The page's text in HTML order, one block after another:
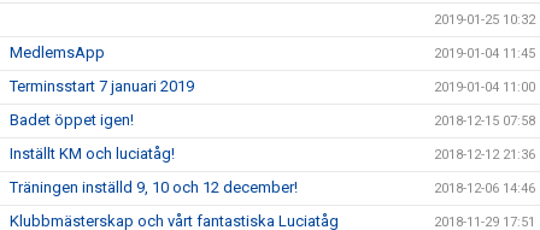
2019-01-25 10:32
MedlemsApp 2019-01-04 11:45
Terminsstart 7 januari 2019 2019-01-04 11:00
Badet öppet igen! 2018-12-15 07:58
Inställt KM och luciatåg! 2018-12-12 21:36
Träningen inställd 9, 10 och 12 december! 2018-12-06 14:46
Klubbmästerskap och vårt fantastiska Luciatåg 2018-11-29 17:51